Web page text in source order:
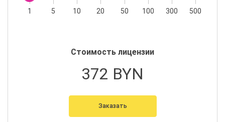
1 5 10 20 50 100 300 500
Стоимость лицензии
372 BYN
Заказать